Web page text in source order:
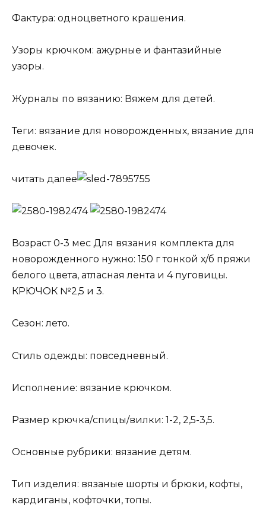
Фактура: одноцветного крашения.
Узоры крючком: ажурные и фантазийные
узоры.
Журналы по вязанию: Вяжем для детей.
Теги: вязание для новорожденных, вязание для
девочек.
читать далее
Возраст 0-3 мес Для вязания комплекта для
новорожденного нужно: 150 г тонкой х/б пряжи
белого цвета, атласная лента и 4 пуговицы.
КРЮЧОК №2,5 и 3.
Сезон: лето.
Стиль одежды: повседневный.
Исполнение: вязание крючком.
Размер крючка/спицы/вилки: 1-2, 2,5-3,5.
Основные рубрики: вязание детям.
Тип изделия: вязаные шорты и брюки, кофты,
кардиганы, кофточки, топы.